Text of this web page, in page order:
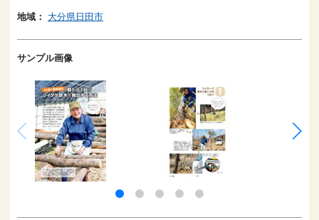
地域： 大分県日田市
サンプル画像